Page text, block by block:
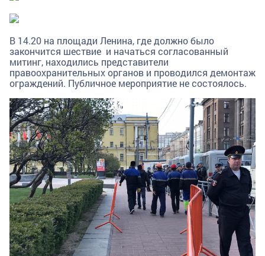
В 14.20 на площади Ленина, где должно было
закончится шествие и начаться согласованный
митинг, находились представители
правоохранительных органов и проводился демонтаж
ограждений. Публичное мероприятие не состоялось.